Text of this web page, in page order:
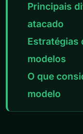
Principais
atacado
Estratégias
modelos
O que
modelo